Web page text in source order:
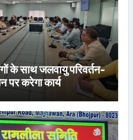
के साथ जलवायु परिवर्तन-
करेगा कार्य